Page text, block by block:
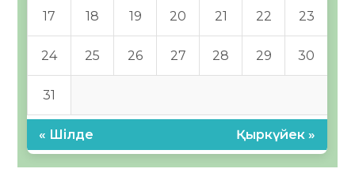
17 18 19 20 21 22 23
24 25 26 27 28 29 30
31
« Шілде Қыркүйек »